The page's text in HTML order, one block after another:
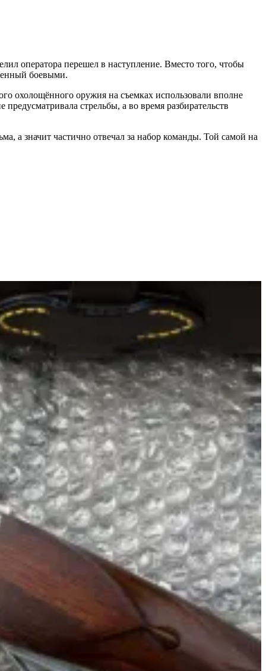
оператора перешел в наступление. Вместо того, чтобы
боевыми.
охолощённого оружия на съемках использовали вполне
стрельбы, а во время разбирательств
а значит частично отвечал за набор команды. Той самой на